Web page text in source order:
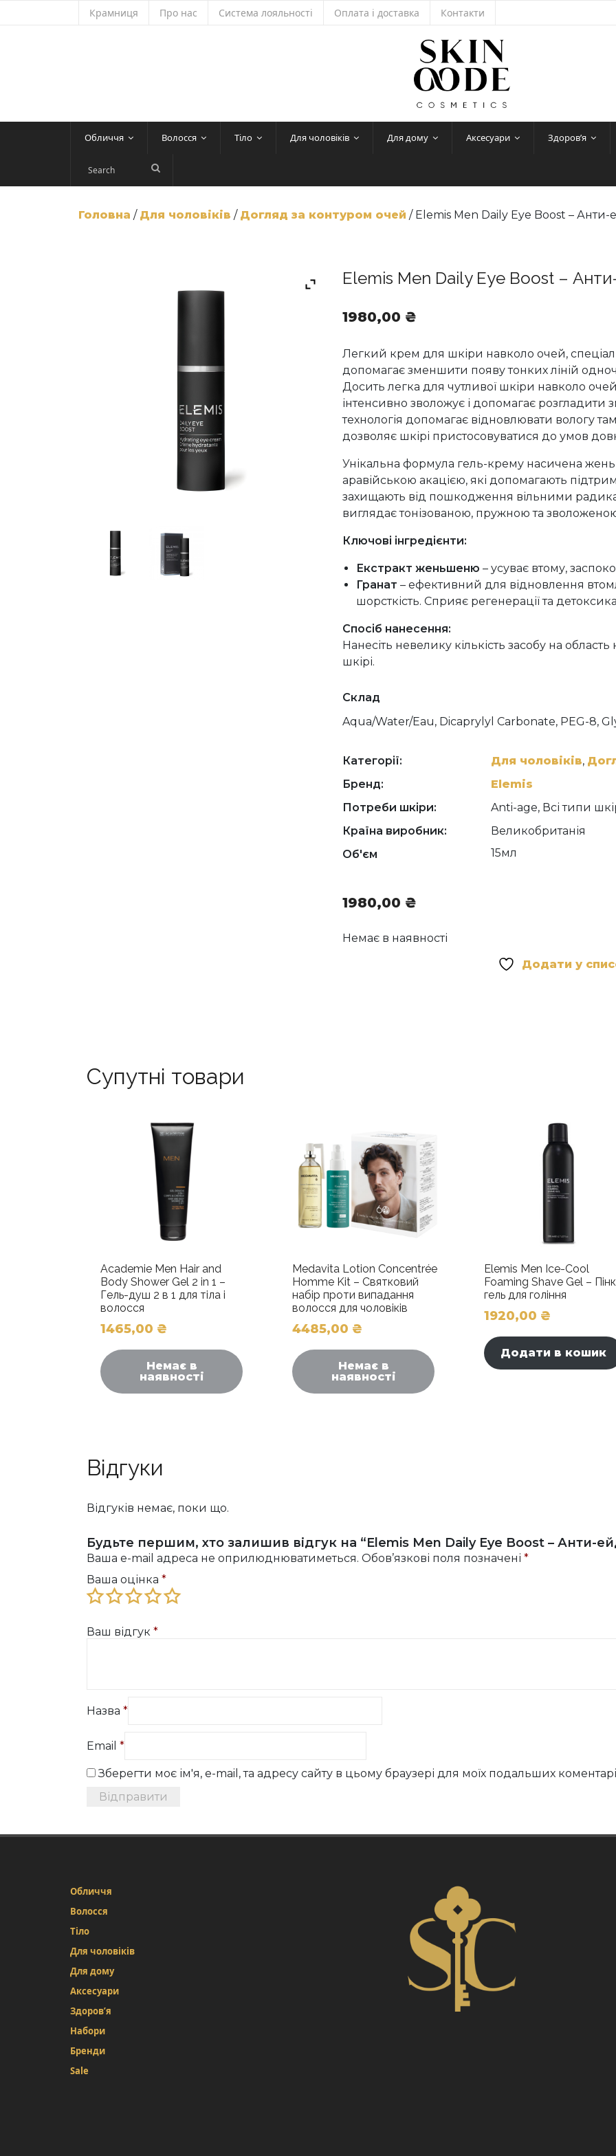
Крамниця Про нас Система лояльності Оплата і доставка Контакти
Обличчя Волосся Тіло Для чоловіків Для дому Аксесуари Здоров’я
Головна / Для чоловіків / Догляд за контуром очей / Elemis Men Daily Eye Boost –
Elemis Men Daily Eye Boost –
1980,00 ₴
Легкий крем для шкіри навколо очей,
допомагає зменшити появу тонких ліній
Досить легка для чутливої ​​шкіри навколо очей
інтенсивно зволожує і допомагає розгладити
технологія допомагає відновлювати вологу
дозволяє шкірі пристосовуватися до умов
Унікальна формула гель-крему насичена
аравійською акацією, які допомагають
захищають від пошкодження вільними
виглядає тонізованою, пружною та
Ключові інгредієнти:
Екстракт женьшеню – усуває втому,
Гранат – ефективний для відновлення
шорсткість. Сприяє регенерації та
Спосіб нанесення:
Нанесіть невелику кількість засобу на
шкірі.
Склад
Aqua/Water/Eau, Dicaprylyl Carbonate, PEG-8,
Dehydroacetic Acid, Fragrance (Parfum),
Salicylate, Hydroxyisohexyl 3-Cyclohexene
Methylpropional, Sodium Hydroxide, Acacia
Категорії: Для чоловіків,
Бренд:
Elemis
Потреби шкіри:
Anti-age, Всі типи
Країна виробник:
Великобританія
Об'єм
15мл
1980,00 ₴
Немає в наявності
Додати у
Супутні товари
Academie Men Hair and
Body Shower Gel 2 in 1 –
Гель-душ 2 в 1 для тіла і
волосся
1465,00 ₴
Немає в
наявності
Medavita Lotion Concentrée
Homme Kit – Святковий
набір проти випадання
волосся для чоловіків
4485,00 ₴
Немає в
наявності
Elemis Men Ice-Cool
Foaming Shave Gel –
гель для гоління
1920,00 ₴
Додати в кошик
Відгуки
Відгуків немає, поки що.
Будьте першим, хто залишив відгук на “Elemis Men Daily Eye Boost – Анти-
Ваша e-mail адреса не оприлюднюватиметься. Обов’язкові поля позначені *
Ваша оцінка *
Ваш відгук *
Назва *
Email *
Зберегти моє ім'я, e-mail, та адресу сайту в цьому браузері для моїх подальших
Обличчя
Волосся
Тіло
Для чоловіків
Для дому
Аксесуари
Здоров’я
Набори
Бренди
Sale